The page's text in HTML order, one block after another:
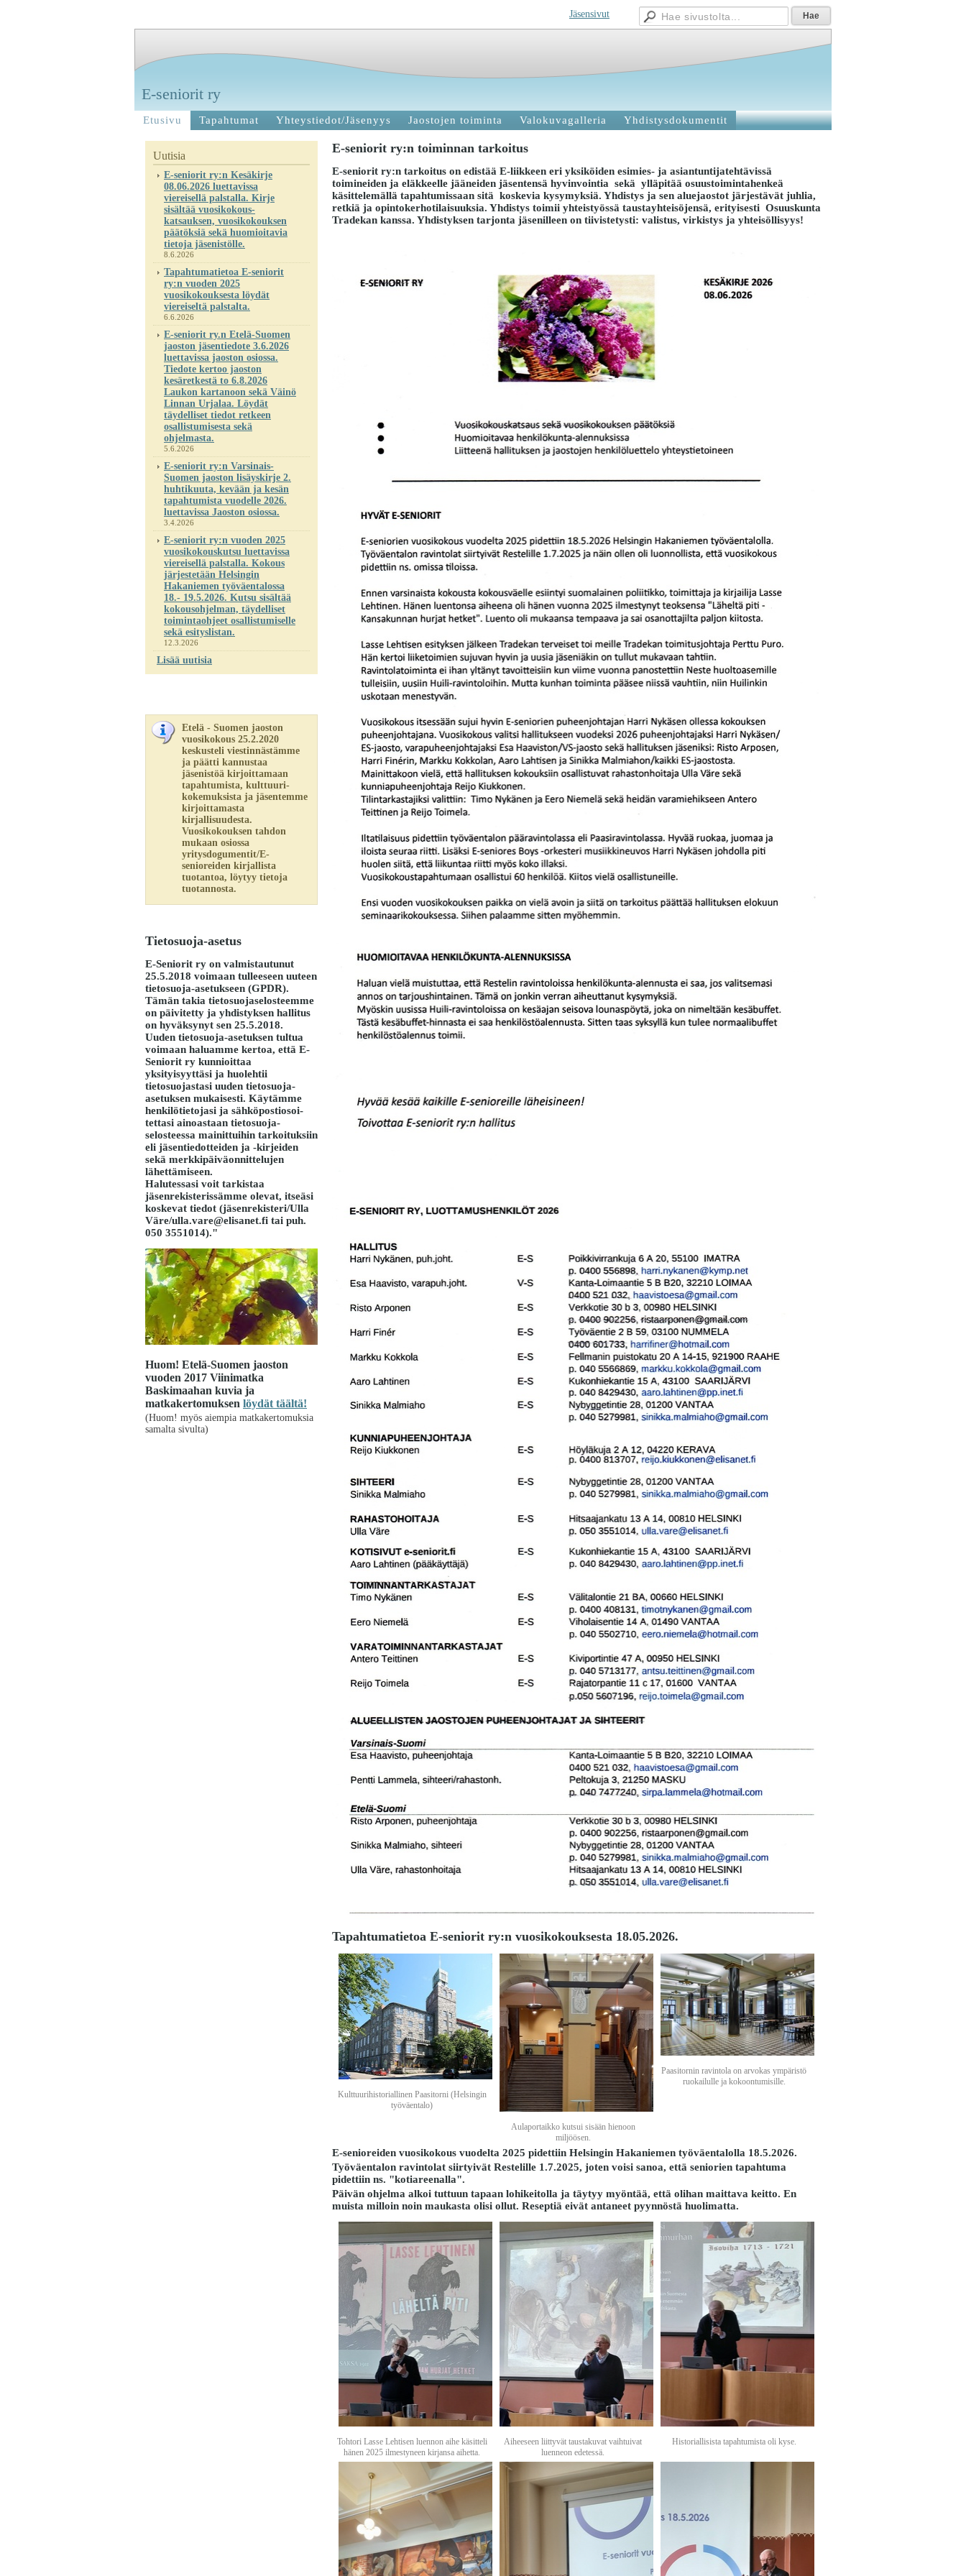
Jäsensivut
E-seniorit ry
Etusivu Tapahtumat Yhteystiedot/Jäsenyys Jaostojen toiminta Valokuvagalleria Yhdistysdokumentit
E-seniorit ry:n toiminnan tarkoitus
E-seniorit ry:n tarkoitus on edistää E-liikkeen eri yksiköiden esimies- ja asiantuntijatehtävissä
toimineiden ja eläkkeelle jääneiden jäsentensä hyvinvointia sekä ylläpitää osuustoimintahenkeä
käsittelemällä tapahtumissaan sitä koskevia kysymyksiä. Yhdistys ja sen aluejaostot järjestävät juhlia,
retkiä ja opintokerhotilaisuuksia. Yhdistys toimii yhteistyössä taustayhteisöjensä, erityisesti Osuuskunta
Tradekan kanssa. Yhdistyksen tarjonta jäsenilleen on tiivistetysti: valistus, virkistys ja yhteisöllisyys!
Tapahtumatietoa E-seniorit ry:n vuosikokouksesta 18.05.2026.
Kulttuurihistoriallinen Paasitorni (Helsingin
työväentalo)
Aulaportaikko kutsui sisään hienoon
miljöösen.
Paasitornin ravintola on arvokas ympäristö
ruokailulle ja kokoontumisille.
E-senioreiden vuosikokous vuodelta 2025 pidettiin Helsingin Hakaniemen työväentalolla 18.5.2026.
Työväentalon ravintolat siirtyivät Restelille 1.7.2025, joten voisi sanoa, että seniorien tapahtuma
pidettiin ns. "kotiareenalla".
Päivän ohjelma alkoi tuttuun tapaan lohikeitolla ja täytyy myöntää, että olihan maittava keitto. En
muista milloin noin maukasta olisi ollut. Reseptiä eivät antaneet pyynnöstä huolimatta.
Tohtori Lasse Lehtisen luennon aihe käsitteli
hänen 2025 ilmestyneen kirjansa aihetta.
Aiheeseen liittyvät taustakuvat vaihtuivat
luenneon edetessä.
Historiallisista tapahtumista oli kyse.
Uutisia
E-seniorit ry:n Kesäkirje
08.06.2026 luettavissa
viereisellä palstalla. Kirje
sisältää vuosikokous-
katsauksen, vuosikokouksen
päätöksiä sekä huomioitavia
tietoja jäsenistölle.
8.6.2026
Tapahtumatietoa E-seniorit
ry:n vuoden 2025
vuosikokouksesta löydät
viereiseltä palstalta.
6.6.2026
E-seniorit ry.n Etelä-Suomen
jaoston jäsentiedote 3.6.2026
luettavissa jaoston osiossa.
Tiedote kertoo jaoston
kesäretkestä to 6.8.2026
Laukon kartanoon sekä Väinö
Linnan Urjalaa. Löydät
täydelliset tiedot retkeen
osallistumisesta sekä
ohjelmasta.
5.6.2026
E-seniorit ry:n Varsinais-
Suomen jaoston lisäyskirje 2.
huhtikuuta, kevään ja kesän
tapahtumista vuodelle 2026.
luettavissa Jaoston osiossa.
3.4.2026
E-seniorit ry:n vuoden 2025
vuosikokouskutsu luettavissa
viereisellä palstalla. Kokous
järjestetään Helsingin
Hakaniemen työväentalossa
18.- 19.5.2026. Kutsu sisältää
kokousohjelman, täydelliset
toimintaohjeet osallistumiselle
sekä esityslistan.
12.3.2026
Lisää uutisia
Etelä - Suomen jaoston
vuosikokous 25.2.2020
keskusteli viestinnästämme
ja päätti kannustaa
jäsenistöä kirjoittamaan
tapahtumista, kulttuuri-
kokemuksista ja jäsentemme
kirjoittamasta
kirjallisuudesta.
Vuosikokouksen tahdon
mukaan osiossa
yritysdogumentit/E-
senioreiden kirjallista
tuotantoa, löytyy tietoja
tuotannosta.
Tietosuoja-asetus
E-Seniorit ry on valmistautunut
25.5.2018 voimaan tulleeseen uuteen
tietosuoja-asetukseen (GPDR).
Tämän takia tietosuojaselosteemme
on päivitetty ja yhdistyksen hallitus
on hyväksynyt sen 25.5.2018.
Uuden tietosuoja-asetuksen tultua
voimaan haluamme kertoa, että E-
Seniorit ry kunnioittaa
yksityisyyttäsi ja huolehtii
tietosuojastasi uuden tietosuoja-
asetuksen mukaisesti. Käytämme
henkilötietojasi ja sähköpostiosoi-
tettasi ainoastaan tietosuoja-
selosteessa mainittuihin tarkoituksiin
eli jäsentiedotteiden ja -kirjeiden
sekä merkkipäiväonnittelujen
lähettämiseen.
Halutessasi voit tarkistaa
jäsenrekisterissämme olevat, itseäsi
koskevat tiedot (jäsenrekisteri/Ulla
Väre/ulla.vare@elisanet.fi tai puh.
050 3551014)."
Huom! Etelä-Suomen jaoston
vuoden 2017 Viinimatka
Baskimaahan kuvia ja
matkakertomuksen löydät täältä!
(Huom! myös aiempia matkakertomuksia
samalta sivulta)